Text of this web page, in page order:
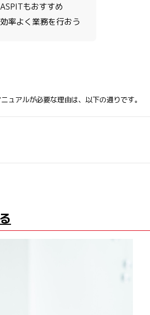
もおすすめ
率よく業務を行おう
ュアルが必要な理由は、以下の通りです。